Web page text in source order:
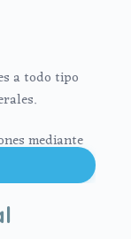
a todo tipo
mediante
punto o